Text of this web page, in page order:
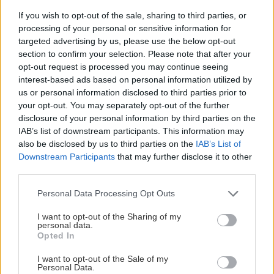
If you wish to opt-out of the sale, sharing to third parties, or
processing of your personal or sensitive information for
targeted advertising by us, please use the below opt-out
section to confirm your selection. Please note that after your
opt-out request is processed you may continue seeing
interest-based ads based on personal information utilized by
us or personal information disclosed to third parties prior to
your opt-out. You may separately opt-out of the further
disclosure of your personal information by third parties on the
IAB’s list of downstream participants. This information may
also be disclosed by us to third parties on the IAB’s List of
Downstream Participants that may further disclose it to other
Please note that this website/app uses one or more Google
not limited to your visit or usage behaviour. You may click to
grant or deny consent to Google and its third-party tags to
use your data for below specified purposes in below Google
consent section.
Personal Data Processing Opt Outs
I want to opt-out of the Sharing of my
personal data.
Opted In
I want to opt-out of the Sale of my
Personal Data.
Vykurovanie
Odpadové vody z
domácnosti – čo s nimi?
Vykurovanie
Odvádzanie odpadovej
vody
Rekonštrukcia interiéru
Zabudovanie
sprchovacieho kúta